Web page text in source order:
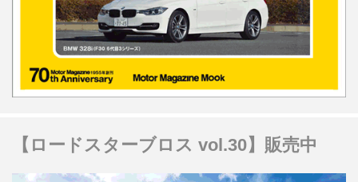
【ロードスターブロス vol.30】販売中